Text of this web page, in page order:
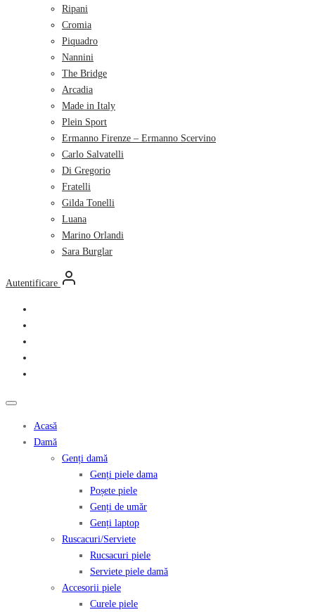
Ripani
Cromia
Piquadro
Nannini
The Bridge
Arcadia
Made in Italy
Plein Sport
Ermanno Firenze – Ermanno Scervino
Carlo Salvatelli
Di Gregorio
Fratelli
Gilda Tonelli
Luana
Marino Orlandi
Sara Burglar
Autentificare
Acasă
Damă
Genți damă
Genți piele dama
Poșete piele
Genți de umăr
Genți laptop
Ruscacuri/Serviete
Rucsacuri piele
Serviete piele damă
Accesorii piele
Curele piele